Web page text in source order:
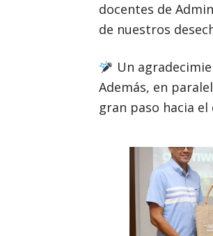
docentes de
de nuestros
Un
Además, en
gran paso hacia